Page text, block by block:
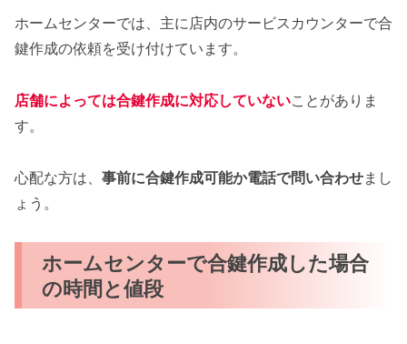
ホームセンターでは、主に店内のサービスカウンターで合
鍵作成の依頼を受け付けています。
店舗によっては合鍵作成に対応していないことがありま
す。
心配な方は、 事前に合鍵作成可能か電話で問い合わせまし
ょう。
ホームセンターで合鍵作成した場合
の時間と値段